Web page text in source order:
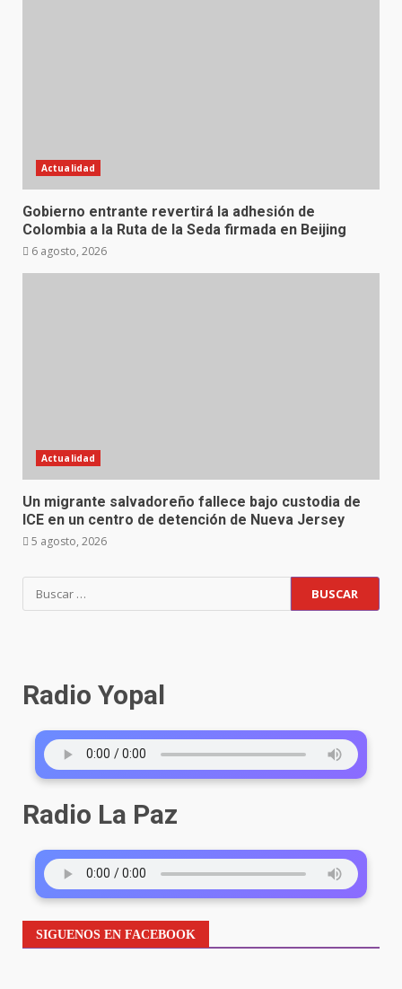
Actualidad
Gobierno entrante revertirá la adhesión de
Colombia a la Ruta de la Seda firmada en Beijing
6 agosto, 2026
Actualidad
Un migrante salvadoreño fallece bajo custodia de
ICE en un centro de detención de Nueva Jersey
5 agosto, 2026
Radio Yopal
Radio La Paz
SIGUENOS EN FACEBOOK